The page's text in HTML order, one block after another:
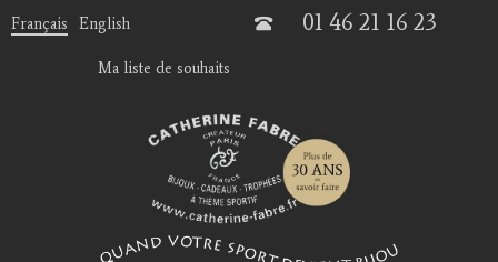
Français English 01 46 21 16 23
Ma liste de souhaits